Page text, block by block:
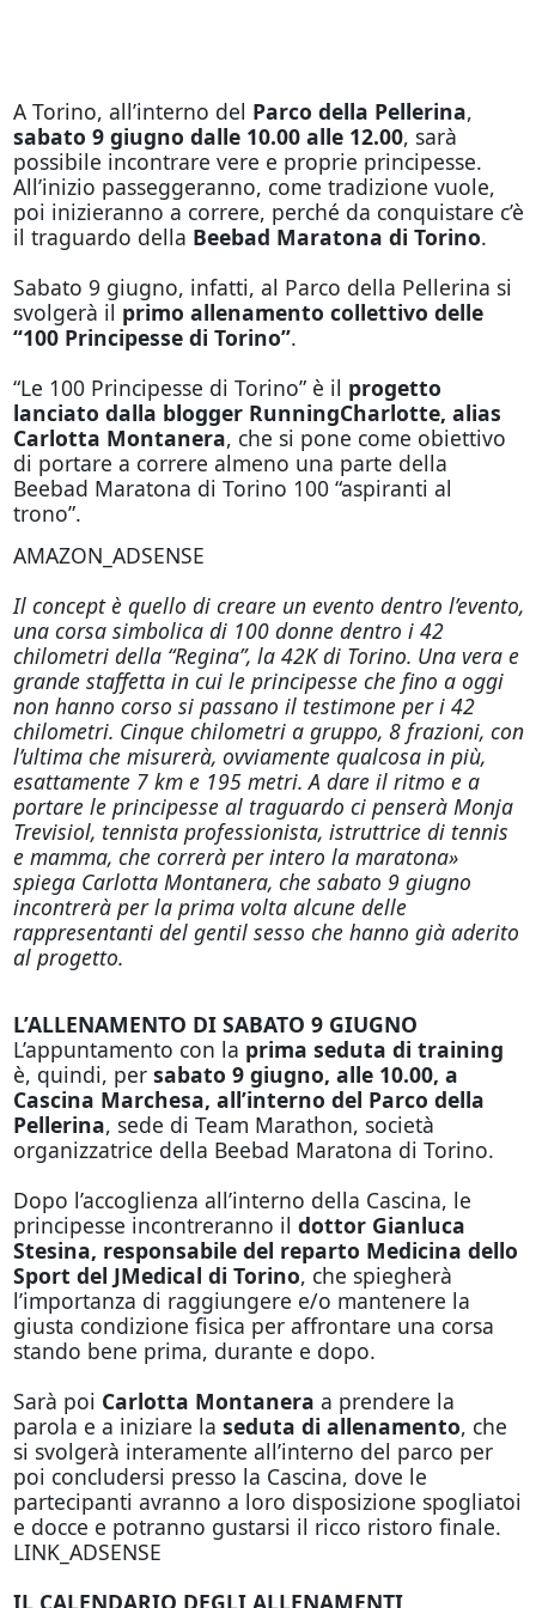
A Torino, all’interno del Parco della Pellerina,
sabato 9 giugno dalle 10.00 alle 12.00, sarà
possibile incontrare vere e proprie principesse.
All’inizio passeggeranno, come tradizione vuole,
poi inizieranno a correre, perché da conquistare c’è
il traguardo della Beebad Maratona di Torino.
Sabato 9 giugno, infatti, al Parco della Pellerina si
svolgerà il primo allenamento collettivo delle
“100 Principesse di Torino”.
“Le 100 Principesse di Torino” è il progetto
lanciato dalla blogger RunningCharlotte, alias
Carlotta Montanera, che si pone come obiettivo
di portare a correre almeno una parte della
Beebad Maratona di Torino 100 “aspiranti al
trono”.
AMAZON_ADSENSE
Il concept è quello di creare un evento dentro l’evento,
una corsa simbolica di 100 donne dentro i 42
chilometri della “Regina”, la 42K di Torino. Una vera e
grande staffetta in cui le principesse che fino a oggi
non hanno corso si passano il testimone per i 42
chilometri. Cinque chilometri a gruppo, 8 frazioni, con
l’ultima che misurerà, ovviamente qualcosa in più,
esattamente 7 km e 195 metri. A dare il ritmo e a
portare le principesse al traguardo ci penserà Monja
Trevisiol, tennista professionista, istruttrice di tennis
e mamma, che correrà per intero la maratona»
spiega Carlotta Montanera, che sabato 9 giugno
incontrerà per la prima volta alcune delle
rappresentanti del gentil sesso che hanno già aderito
al progetto.
L’ALLENAMENTO DI SABATO 9 GIUGNO
L’appuntamento con la prima seduta di training
è, quindi, per sabato 9 giugno, alle 10.00, a
Cascina Marchesa, all’interno del Parco della
Pellerina, sede di Team Marathon, società
organizzatrice della Beebad Maratona di Torino.
Dopo l’accoglienza all’interno della Cascina, le
principesse incontreranno il dottor Gianluca
Stesina, responsabile del reparto Medicina dello
Sport del JMedical di Torino, che spiegherà
l’importanza di raggiungere e/o mantenere la
giusta condizione fisica per affrontare una corsa
stando bene prima, durante e dopo.
Sarà poi Carlotta Montanera a prendere la
parola e a iniziare la seduta di allenamento, che
si svolgerà interamente all’interno del parco per
poi concludersi presso la Cascina, dove le
partecipanti avranno a loro disposizione spogliatoi
e docce e potranno gustarsi il ricco ristoro finale.
LINK_ADSENSE
IL CALENDARIO DEGLI ALLENAMENTI